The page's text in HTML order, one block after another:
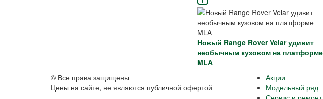
Новый Range Rover Velar удивит
необычным кузовом на платформе
MLA
© Все права защищены
Цены на сайте, не являются публичной офертой
Акции
Модельный ряд